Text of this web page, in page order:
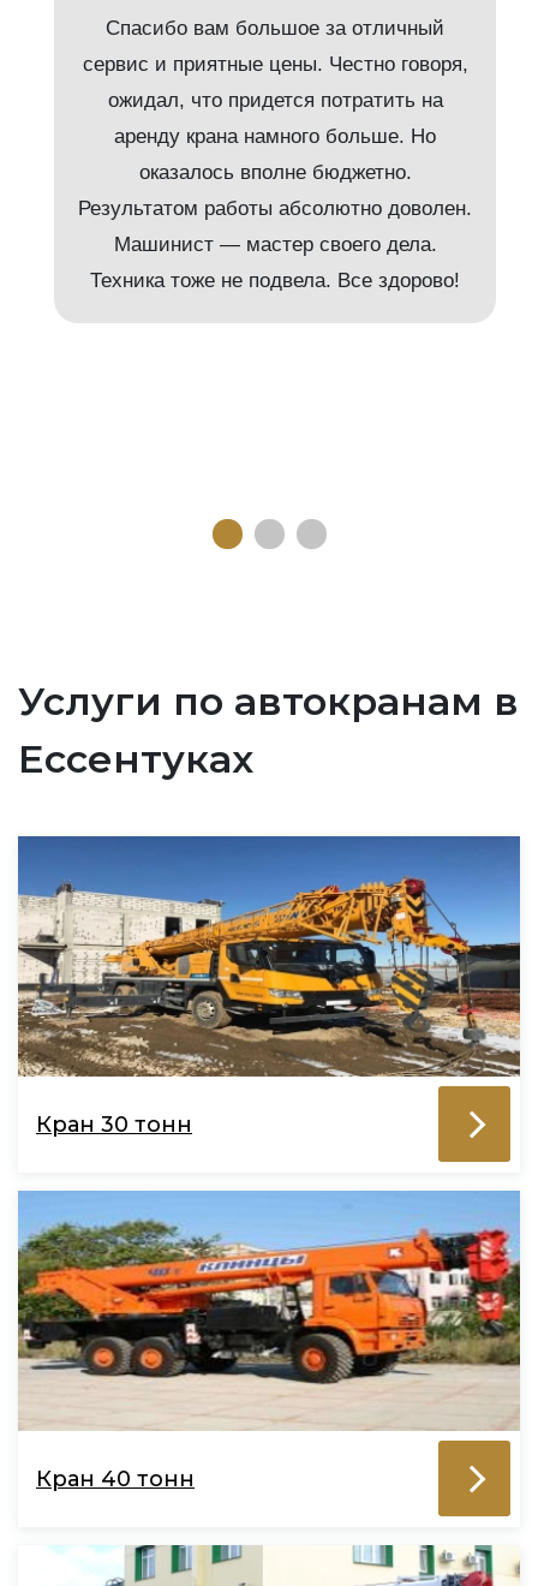
Спасибо вам большое за отличный
сервис и приятные цены. Честно говоря,
ожидал, что придется потратить на
аренду крана намного больше. Но
оказалось вполне бюджетно.
Результатом работы абсолютно доволен.
Машинист — мастер своего дела.
Техника тоже не подвела. Все здорово!
Услуги по автокранам в
Ессентуках
Кран 30 тонн
Кран 40 тонн